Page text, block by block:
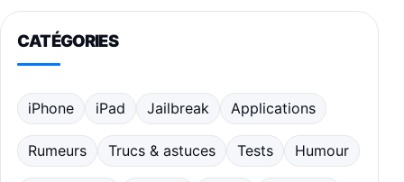
CATÉGORIES
iPhone iPad Jailbreak Applications
Rumeurs Trucs & astuces Tests Humour